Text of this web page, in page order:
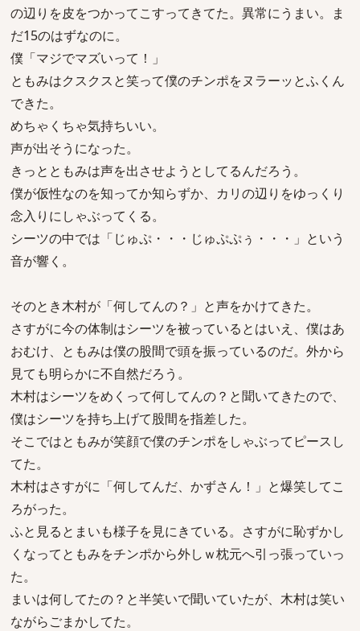
の辺りを皮をつかってこすってきてた。異常にうまい。ま
だ15のはずなのに。
僕「マジでマズいって！」
ともみはクスクスと笑って僕のチンポをヌラーッとふくん
できた。
めちゃくちゃ気持ちいい。
声が出そうになった。
きっとともみは声を出させようとしてるんだろう。
僕が仮性なのを知ってか知らずか、カリの辺りをゆっくり
念入りにしゃぶってくる。
シーツの中では「じゅぷ・・・じゅぷぷぅ・・・」という
音が響く。
そのとき木村が「何してんの？」と声をかけてきた。
さすがに今の体制はシーツを被っているとはいえ、僕はあ
おむけ、ともみは僕の股間で頭を振っているのだ。外から
見ても明らかに不自然だろう。
木村はシーツをめくって何してんの？と聞いてきたので、
僕はシーツを持ち上げて股間を指差した。
そこではともみが笑顔で僕のチンポをしゃぶってピースし
てた。
木村はさすがに「何してんだ、かずさん！」と爆笑してこ
ろがった。
ふと見るとまいも様子を見にきている。さすがに恥ずかし
くなってともみをチンポから外しｗ枕元へ引っ張っていっ
た。
まいは何してたの？と半笑いで聞いていたが、木村は笑い
ながらごまかしてた。